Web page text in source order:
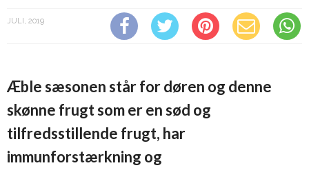
JULI, 2019
Æble sæsonen står for døren og denne
skønne frugt som er en sød og
tilfredsstillende frugt, har
immunforstærkning og